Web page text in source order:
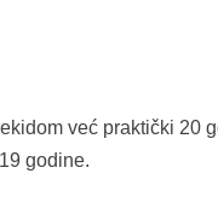
već praktički 20
godine.